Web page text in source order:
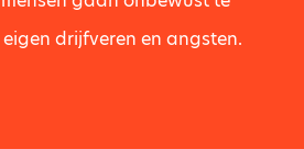
drijfveren en angsten.